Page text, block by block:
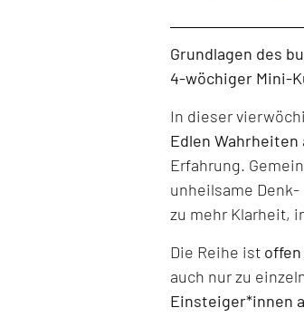
Grundlagen des
4-wöchiger Mini-
In dieser
Edlen Wahrheiten
Erfahrung.
unheilsame
zu mehr Klarheit,
Die Reihe ist
auch nur zu
Einsteiger*innen